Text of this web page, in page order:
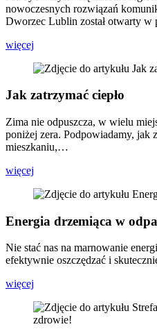
nowoczesnych rozwiązań
Dworzec Lublin został otwarty w
więcej
Jak zatrzymać ciepło
Zima nie odpuszcza, w wielu
poniżej zera. Podpowiadamy, jak
mieszkaniu,…
więcej
Energia drzemiąca w
Nie stać nas na marnowanie
efektywnie oszczędzać i
więcej